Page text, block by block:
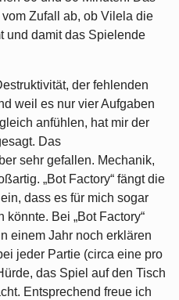
Zufall ab, ob Vilela die
und damit das Spielende
der fehlenden
weil es nur vier Aufgaben
anfühlen, hat mir der
Das
sehr gefallen. Mechanik,
„Bot Factory“ fängt die
dass es für mich sogar
Bei „Bot Factory“
einem Jahr noch erklären
jeder Partie (circa eine pro
das Spiel auf den Tisch
Entsprechend freue ich